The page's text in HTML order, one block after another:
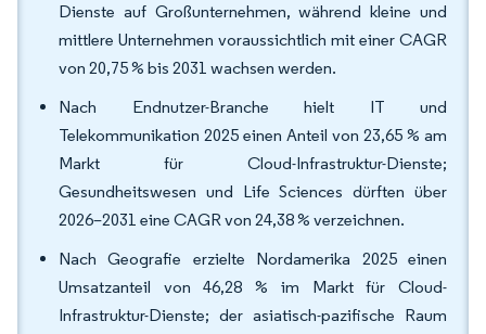
Dienste auf Großunternehmen, während kleine und
mittlere Unternehmen voraussichtlich mit einer CAGR
von 20,75 % bis 2031 wachsen werden.
Nach Endnutzer-Branche hielt IT und
Telekommunikation 2025 einen Anteil von 23,65 % am
Markt für Cloud-Infrastruktur-Dienste;
Gesundheitswesen und Life Sciences dürften über
2026–2031 eine CAGR von 24,38 % verzeichnen.
Nach Geografie erzielte Nordamerika 2025 einen
Umsatzanteil von 46,28 % im Markt für Cloud-
Infrastruktur-Dienste; der asiatisch-pazifische Raum